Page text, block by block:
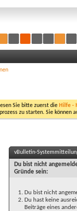
Sie bitte zuerst die Hilfe -
zu starten. Sie können
vBulletin-
Du bist nicht
Gründe sein:
Du bist nicht
Du hast keine
Beiträge eines